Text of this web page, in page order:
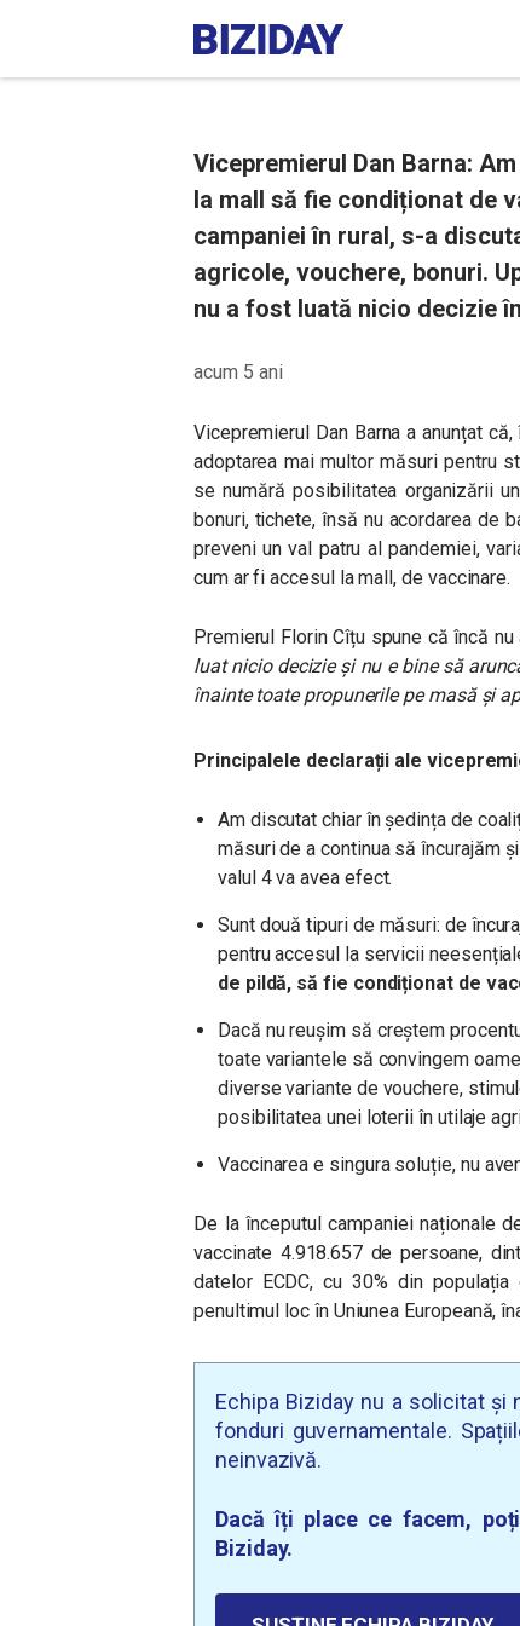
Vicepremierul Dan Barna:
la mall să fie condiționat de
campaniei în rural, s-a
agricole, vouchere, bonuri.
nu a fost luată nicio decizie
acum 5 ani
Vicepremierul Dan Barna a anunțat
adoptarea mai multor măsuri pentru
se numără posibilitatea organizării
bonuri, tichete, însă nu acordarea de
preveni un val patru al pandemiei,
cum ar fi accesul la mall, de vaccinare.
Premierul Florin Cîțu spune că încă
luat nicio decizie și nu e bine să
înainte toate propunerile pe masă și
Principalele declarații ale
Am discutat chiar în ședința de
măsuri de a continua să încurajăm
valul 4 va avea efect.
Sunt două tipuri de măsuri: de
pentru accesul la servicii
de pildă, să fie condiționat de
Dacă nu reușim să creștem
toate variantele să convingem
diverse variante de vouchere,
posibilitatea unei loterii în utilaje
Vaccinarea e singura soluție, nu
De la începutul campaniei naționale
vaccinate 4.918.657 de persoane,
datelor ECDC, cu 30% din
penultimul loc în Uniunea Europeană,
Echipa Biziday nu a solicitat
fonduri guvernamentale.
neinvazivă.
Dacă îți place ce facem,
Biziday.